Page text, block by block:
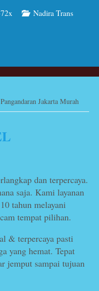
Nadira Trans
Jakarta Murah
dan terpercaya.
saja. Kami layanan
tahun melayani
tempat pilihan.
& terpercaya pasti
yang hemat. Tepat
jemput sampai tujuan